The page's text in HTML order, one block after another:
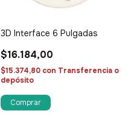
3D Interface 6 Pulgadas
$16.184,00
$15.374,80 con Transferencia o
depósito